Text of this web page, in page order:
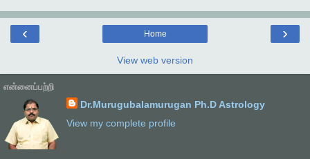
‹ ›
Home
View web version
என்னைப்பற்றி
Dr.Murugubalamurugan Ph.D Astrology
View my complete profile